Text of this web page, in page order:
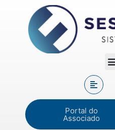
Portal do
Associado